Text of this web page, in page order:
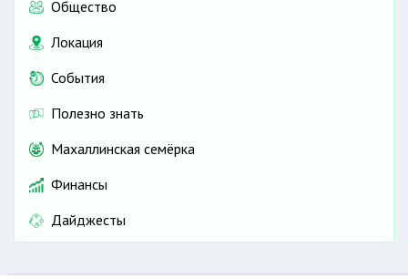
Общество
Локация
События
Полезно знать
Махаллинская семёрка
Финансы
Дайджесты